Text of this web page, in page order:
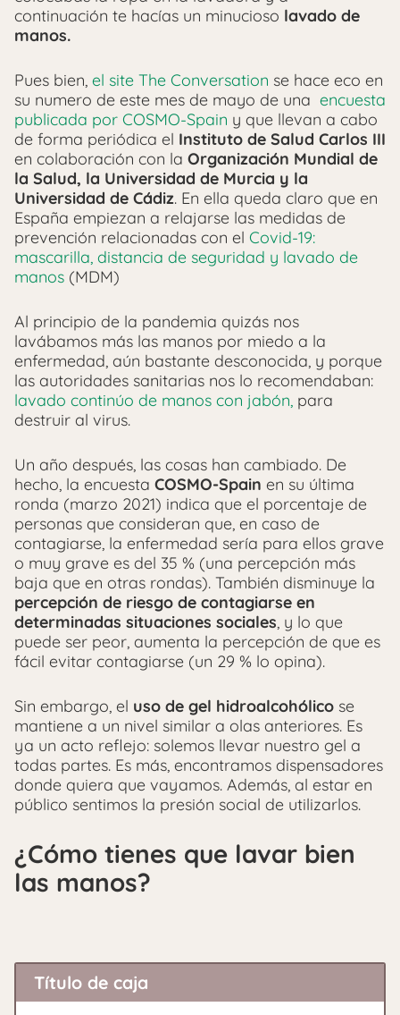
continuación te hacías un minucioso lavado de
manos.
Pues bien, el site The Conversation se hace eco en
su numero de este mes de mayo de una encuesta
publicada por COSMO-Spain y que llevan a cabo
de forma periódica el Instituto de Salud Carlos III
en colaboración con la Organización Mundial de
la Salud, la Universidad de Murcia y la
Universidad de Cádiz. En ella queda claro que en
España empiezan a relajarse las medidas de
prevención relacionadas con el Covid-19:
mascarilla, distancia de seguridad y lavado de
manos (MDM)
Al principio de la pandemia quizás nos
lavábamos más las manos por miedo a la
enfermedad, aún bastante desconocida, y porque
las autoridades sanitarias nos lo recomendaban:
lavado continúo de manos con jabón, para
destruir al virus.
Un año después, las cosas han cambiado. De
hecho, la encuesta COSMO-Spain en su última
ronda (marzo 2021) indica que el porcentaje de
personas que consideran que, en caso de
contagiarse, la enfermedad sería para ellos grave
o muy grave es del 35 % (una percepción más
baja que en otras rondas). También disminuye la
percepción de riesgo de contagiarse en
determinadas situaciones sociales, y lo que
puede ser peor, aumenta la percepción de que es
fácil evitar contagiarse (un 29 % lo opina).
Sin embargo, el uso de gel hidroalcohólico se
mantiene a un nivel similar a olas anteriores. Es
ya un acto reflejo: solemos llevar nuestro gel a
todas partes. Es más, encontramos dispensadores
donde quiera que vayamos. Además, al estar en
público sentimos la presión social de utilizarlos.
¿Cómo tienes que lavar bien
las manos?
Título de caja